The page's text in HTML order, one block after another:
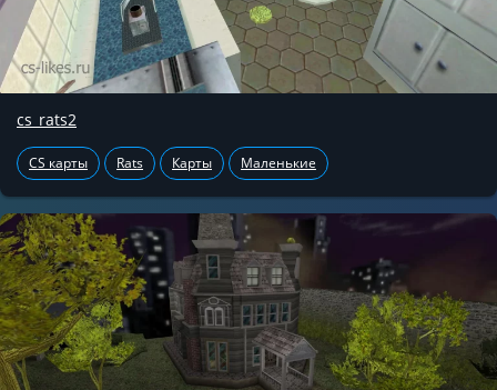
cs_rats2
CS карты Rats Карты Маленькие